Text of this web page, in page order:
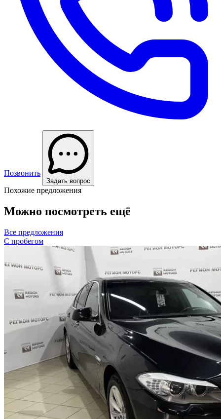
Позвонить
Задать вопрос
Похожие предложения
Можно посмотреть ещё
Все предложения
С пробегом